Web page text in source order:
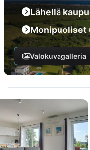
Lähellä
Monipuoliset
Valokuvagalleria